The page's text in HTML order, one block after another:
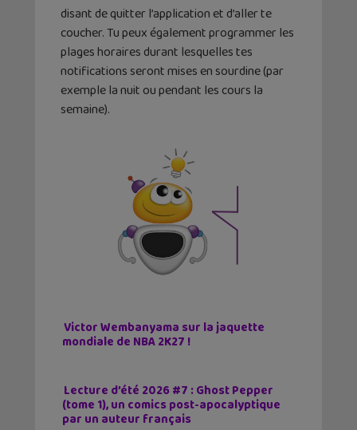
disant de quitter l’application et d’aller te
coucher. Tu peux également programmer les
plages horaires durant lesquelles tes
notifications seront mises en sourdine (par
exemple la nuit ou pendant les cours la
semaine).
Victor Wembanyama sur la jaquette
mondiale de NBA 2K27 !
Lecture d’été 2026 #7 : Ghost Pepper
(tome 1), un comics post-apocalyptique
par un auteur français